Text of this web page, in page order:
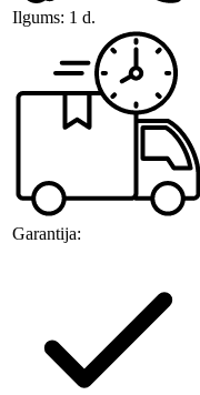
Ilgums: 1 d.
Garantija: